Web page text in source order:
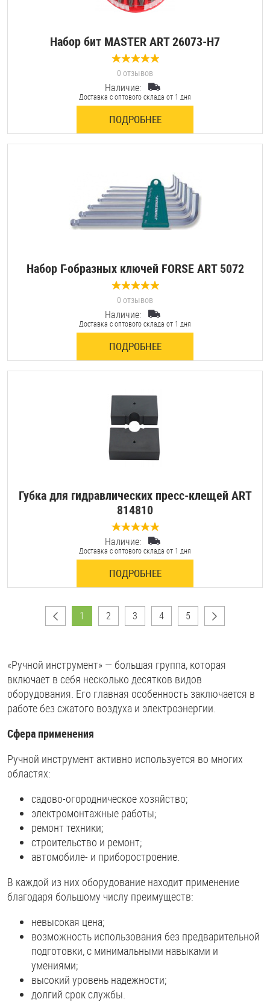
Набор бит MASTER ART 26073-Н7
0 отзывов
Наличие:
Доставка с оптового склада от 1 дня
ПОДРОБНЕЕ
Набор Г-образных ключей FORSE ART 5072
0 отзывов
Наличие:
Доставка с оптового склада от 1 дня
ПОДРОБНЕЕ
Губка для гидравлических пресс-клещей ART
814810
0 отзывов
Наличие:
Доставка с оптового склада от 1 дня
ПОДРОБНЕЕ
1 2 3 4 5
«Ручной инструмент» — большая группа, которая
включает в себя несколько десятков видов
оборудования. Его главная особенность заключается в
работе без сжатого воздуха и электроэнергии.
Сфера применения
Ручной инструмент активно используется во многих
областях:
садово-огородническое хозяйство;
электромонтажные работы;
ремонт техники;
строительство и ремонт;
автомобиле- и приборостроение.
В каждой из них оборудование находит применение
благодаря большому числу преимуществ:
невысокая цена;
возможность использования без предварительной
подготовки, с минимальными навыками и
умениями;
высокий уровень надежности;
долгий срок службы.